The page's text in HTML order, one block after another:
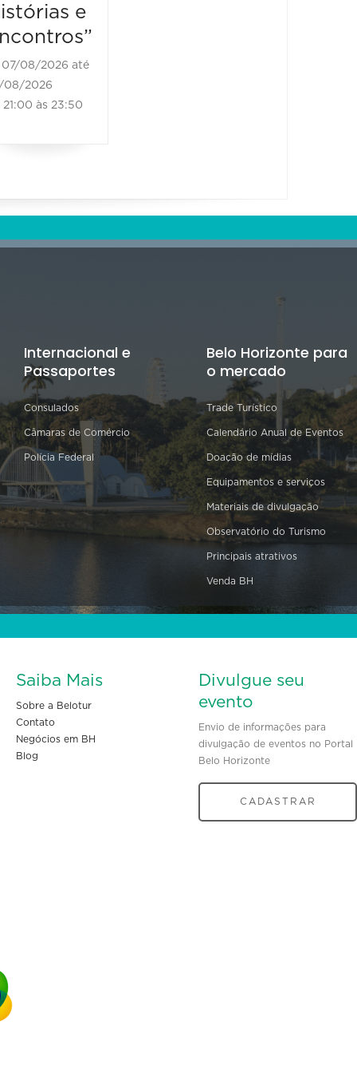
e
07/08/2026 até
08/2026
às 23:50
Internacional e
Passaportes
Consulados
Câmaras de Comércio
Polícia Federal
Belo Horizonte para
o mercado
Trade Turístico
Calendário Anual de Eventos
Doação de mídias
Equipamentos e serviços
Materiais de divulgação
Observatório do Turismo
Principais atrativos
Venda BH
Saiba Mais
Sobre a Belotur
Contato
Negócios em BH
Blog
Divulgue seu
evento
Envio de informações para
divulgação de eventos no Portal
Belo Horizonte
CADASTRAR